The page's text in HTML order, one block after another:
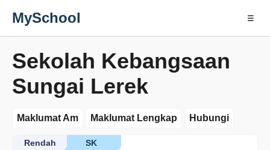
MySchool ☰
Sekolah Kebangsaan
Sungai Lerek
Maklumat Am Maklumat Lengkap Hubungi
SK
Rendah